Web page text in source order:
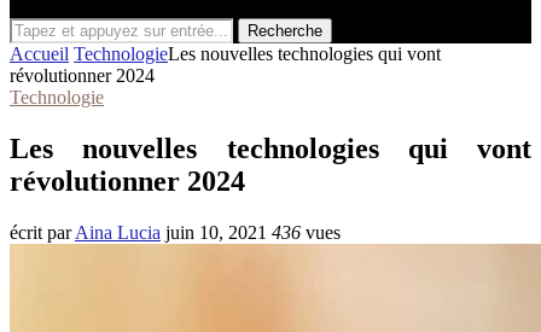
Recherche
Accueil TechnologieLes nouvelles technologies qui vont
révolutionner 2024
Technologie
Les nouvelles technologies qui vont
révolutionner 2024
écrit parAina Lucia juin 10, 2021 436 vues